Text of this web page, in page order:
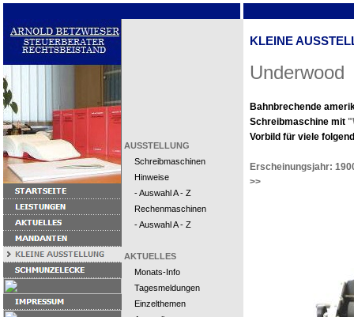
AUSSTELLUNG
Schreibmaschinen
Hinweise
- Auswahl A - Z
Rechenmaschinen
- Auswahl A - Z
AKTUELLES
Monats-Info
Tagesmeldungen
Einzelthemen
KLEINE
Underwood
Bahnbrechende
Schreibmaschine mit
Vorbild für viele
Erscheinungsjahr:
>>